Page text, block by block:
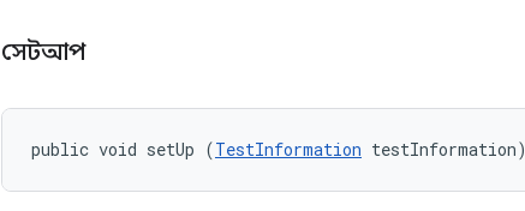
সেটআপ
public void setUp (TestInformation testInformation)